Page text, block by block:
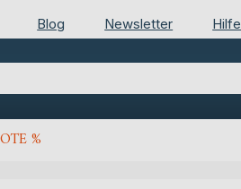
Blog Newsletter Hilfe
%